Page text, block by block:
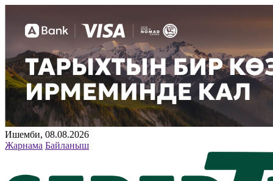
Ишемби, 08.08.2026
Жарнама Байланыш